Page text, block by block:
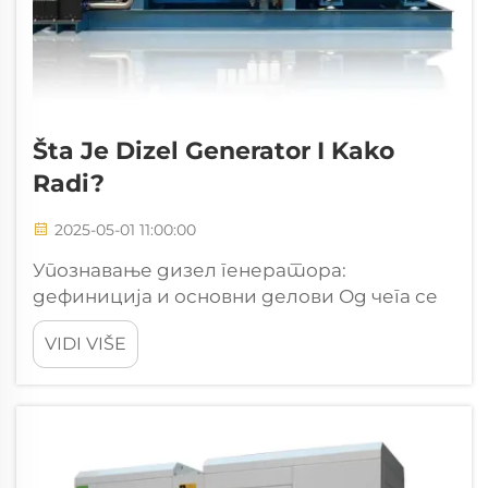
Šta Je Dizel Generator I Kako
Radi?
2025-05-01 11:00:00
Упознавање дизел генератора:
дефиниција и основни делови Од чега се
састоји дизел генератор? Дизел
генератори функционишу тако што
комбинују дизел мотор са оном што се
електричну енергију. Људи их воле...
VIDI VIŠE